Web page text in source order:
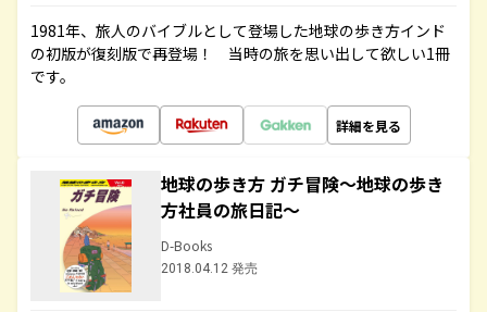
1981年、旅人のバイブルとして登場した地球の歩き方インド
の初版が復刻版で再登場！ 当時の旅を思い出して欲しい1冊
です。
詳細を見る
地球の歩き方 ガチ冒険～地球の歩き
方社員の旅日記～
D-Books
2018.04.12 発売